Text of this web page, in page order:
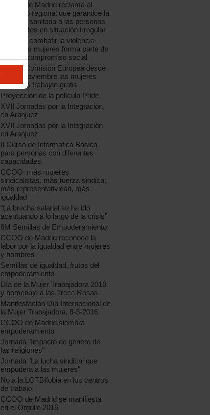
CCOO de Madrid reclama al
Gobierno regional que garantice la
atención sanitaria a las personas
inmigrantes en situación irregular
Actuar y combatir la violencia
contra las mujeres forma parte de
nuestro compromiso social
Para la Comisión Europea desde
el 2 de noviembre las mujeres
europeas trabajan gratis
Proyección de la película Pride
XVII Jornadas por la Integración,
en Aranjuez
XVII Jornadas por la Integración
en Aranjuez
II Curso de Informatica Básica
para personas con diferentes
capacidades
CCOO: más mujeres
sindicalistas, más fuerza sindical,
más representatividad, más
igualdad
“La brecha salarial se ha ido
acentuando a lo largo de la crisis”
8M Semillas de Empoderamiento
CCOO de Madrid reconoce la
labor por la igualdad entre mujeres
y hombres
Semillas de igualdad, frutos del
empoderamiento
Día de la Mujer Trabajadora 2016
y homenaje a las Trece Rosas
Manifestación Día Internacional de
la Mujer Trabajadora, 8-3-2016
CCOO de Madrid siembra
empoderamiento
Jornada "Impacto de género de
las religiones"
Jornada "La lucha sindical que
empodera a las mujeres"
No a la LGTBIfobia en los centros
de trabajo
CCOO de Madrid se manifiesta
en el Orgullo 2016